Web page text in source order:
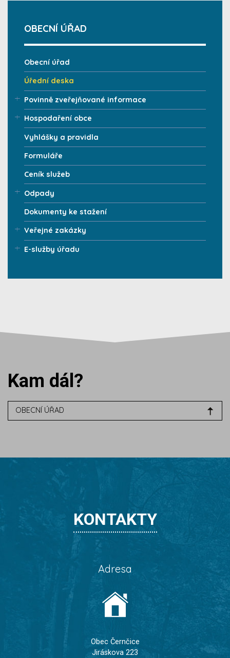
OBECNÍ ÚŘAD
Obecní úřad
Úřední deska
Povinně zveřejňované informace
Hospodaření obce
Vyhlášky a pravidla
Formuláře
Ceník služeb
Odpady
Dokumenty ke stažení
Veřejné zakázky
E-služby úřadu
Kam dál?
OBECNÍ ÚŘAD
KONTAKTY
Adresa
Obec Černčice
Jiráskova 223